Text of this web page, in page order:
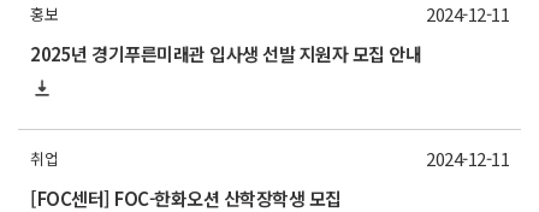
홍보
2025년 경기푸른미래관 입사생 선발 지원자 모집 안내
2024-12-11
취업
[FOC센터] FOC-한화오션 산학장학생 모집
2024-12-11